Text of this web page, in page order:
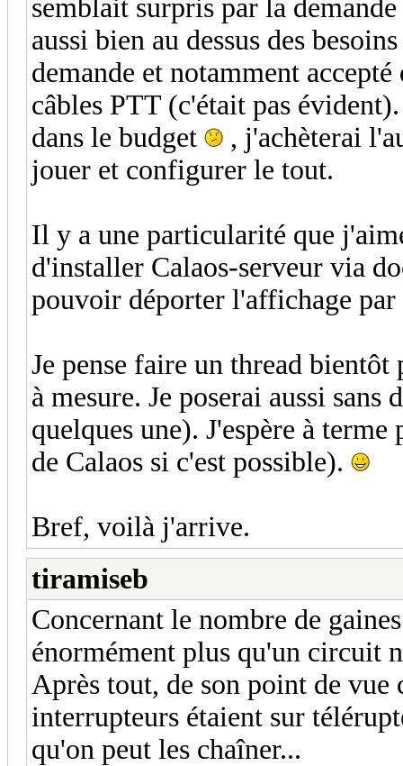
semblait surpris par la
aussi bien au dessus des
demande et notamment
câbles PTT (c'était pas
dans le budget
, j'achèterai
jouer et configurer le tout.
Il y a une particularité que
d'installer Calaos-serveur via
pouvoir déporter l'affichage
Je pense faire un thread
à mesure. Je poserai aussi
quelques une). J'espère à
de Calaos si c'est possible).
Bref, voilà j'arrive.
tiramiseb
Concernant le nombre de
énormément plus qu'un circuit
Après tout, de son point de vue
interrupteurs étaient sur
qu'on peut les chaîner...